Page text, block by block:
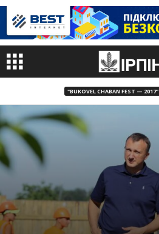
"BUKOVEL CHABAN FEST — 2017"